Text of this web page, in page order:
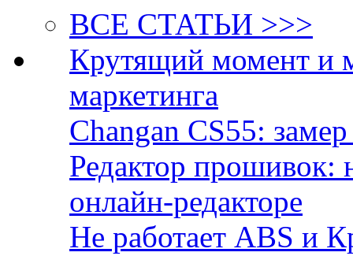
ВСЕ СТАТЬИ >>>
Крутящий момент и
маркетинга
Changan CS55:
Редактор прошивок:
онлайн-редакторе
Не работает ABS и